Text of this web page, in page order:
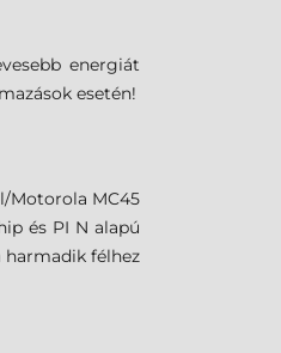
energiát
esetén!
Motorola MC45
és PI N alapú
félhez